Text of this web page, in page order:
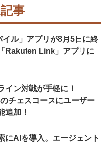
事
イル」アプリが8月5日に終
Rakuten Link」アプリに
イン対戦が手軽に！
チェスコースにユーザー
追加！
にAIを導入。エージェント